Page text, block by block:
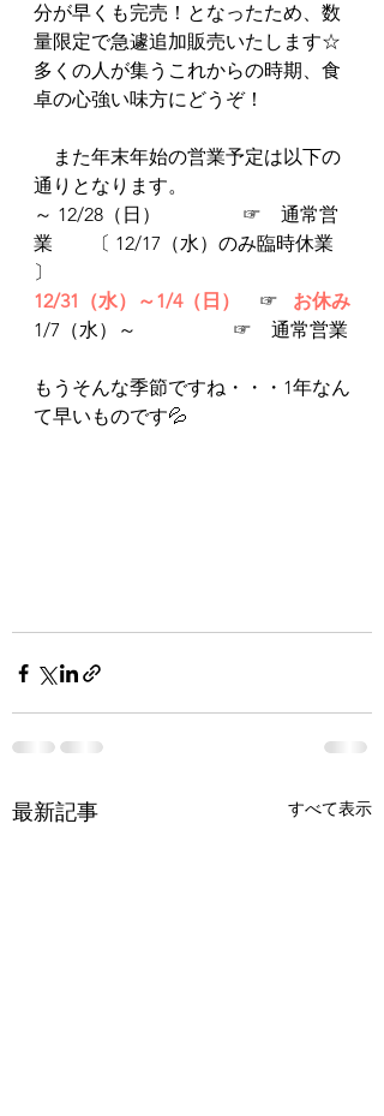
分が早くも完売！となったため、数
量限定で急遽追加販売いたします☆
多くの人が集うこれからの時期、食
卓の心強い味方にどうぞ！
また年末年始の営業予定は以下の
通りとなります。
～ 12/28（日）　　　　 ☞　通常営
業    　〔 12/17（水）のみ臨時休業
〕
12/31（水）～1/4（日） ☞
お休み
1/7（水）～　　　　　☞　通常営業
もうそんな季節ですね・・・1年なん
て早いものです💦
最新記事 すべて表示